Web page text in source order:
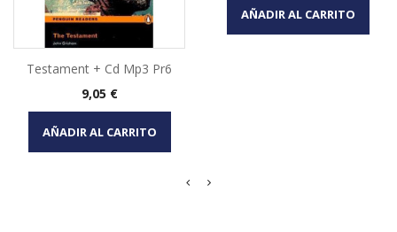
Testament + Cd Mp3 Pr6
Precio
9,05 €
AÑADIR AL CARRITO
AÑADIR AL CARRITO